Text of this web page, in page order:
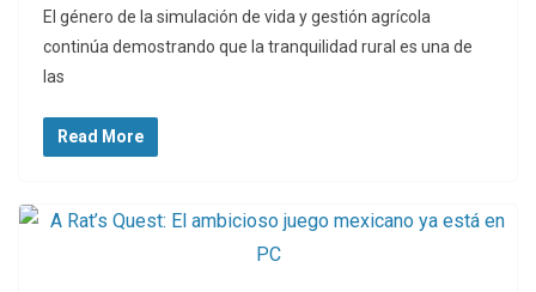
El género de la simulación de vida y gestión agrícola
continúa demostrando que la tranquilidad rural es una de
las
Read More